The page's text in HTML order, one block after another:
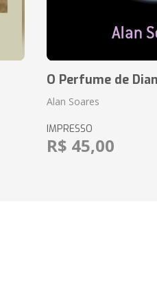
O Perfume de
Alan Soares
IMPRESSO
R$ 45,00